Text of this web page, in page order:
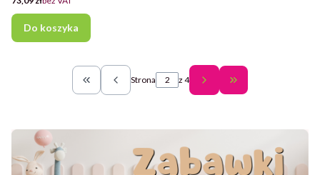
Do koszyka
Wróć do pierwszej strony z produktami
Strona z 4 Przejdź do